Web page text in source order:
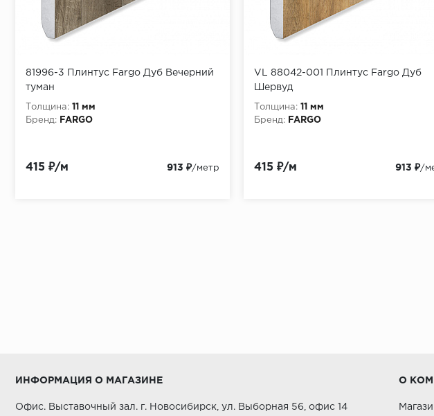
81996-3 Плинтус Fargo Дуб Вечерний
туман
Толщина: 11 мм
Бренд:
FARGO
415 ₽/м 913 ₽/метр
VL 88042-001 Плинтус Fargo Дуб
Шервуд
Толщина: 11 мм
Бренд:
FARGO
415 ₽/м 913 ₽/
ИНФОРМАЦИЯ О МАГАЗИНЕ
Офис. Выставочный зал. г. Новосибирск, ул. Выборная 56, офис 14
О